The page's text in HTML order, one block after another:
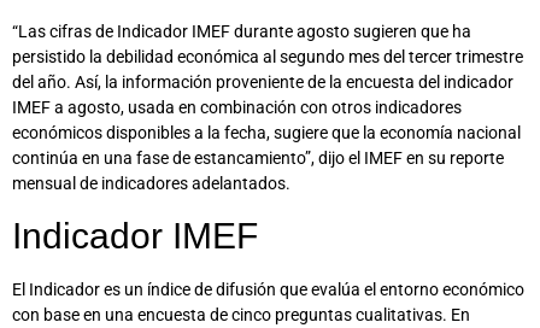
“Las cifras de Indicador IMEF durante agosto sugieren que ha
persistido la debilidad económica al segundo mes del tercer trimestre
del año. Así, la información proveniente de la encuesta del indicador
IMEF a agosto, usada en combinación con otros indicadores
económicos disponibles a la fecha, sugiere que la economía nacional
continúa en una fase de estancamiento”, dijo el IMEF en su reporte
mensual de indicadores adelantados.
Indicador IMEF
El Indicador es un índice de difusión que evalúa el entorno económico
con base en una encuesta de cinco preguntas cualitativas. En